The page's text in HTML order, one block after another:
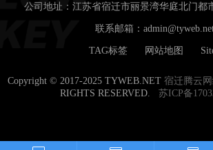
公司地址：江苏省宿迁市丽景湾华庭北门都
联系邮箱：
网站地图
TAG标签
Copyright © 2017-2025 TYWEB.NET 宿迁腾云
RIGHTS RESERVED. 苏ICP备